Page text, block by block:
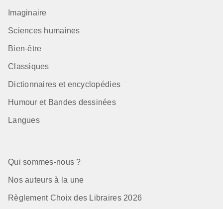
Imaginaire
Sciences humaines
Bien-être
Classiques
Dictionnaires et encyclopédies
Humour et Bandes dessinées
Langues
Qui sommes-nous ?
Nos auteurs à la une
Règlement Choix des Libraires 2026